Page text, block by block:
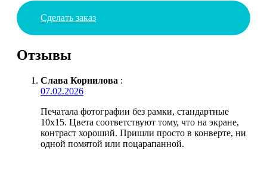
Сделать заказ
Отзывы
Слава Корнилова :
07.02.2026
Печатала фотографии без рамки, стандартные
10х15. Цвета соответствуют тому, что на экране,
контраст хороший. Пришли просто в конверте, ни
одной помятой или поцарапанной.